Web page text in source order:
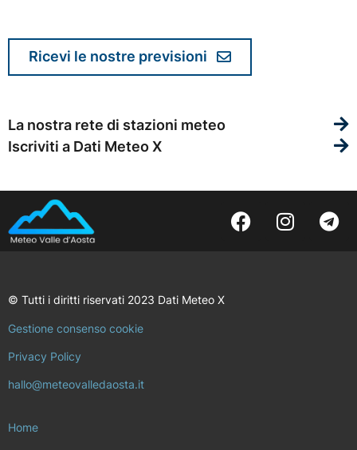
Ricevi le nostre previsioni
La nostra rete di stazioni meteo
Iscriviti a Dati Meteo X
© Tutti i diritti riservati 2023 Dati Meteo X
Gestione consenso cookie
Privacy Policy
hallo@meteovalledaosta.it
Home